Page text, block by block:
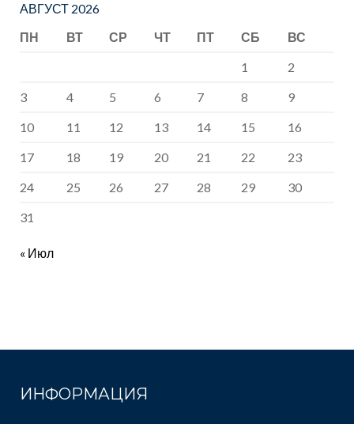
АВГУСТ 2026
ПН
ВТ СР ЧТ ПТ СБ
ВС
1
2
3
4 5 6 7 8
9
10
11 12 13 14 15
16
17
18 19 20 21 22
23
24
25 26 27 28 29
30
31
« Июл
ИНФОРМАЦИЯ